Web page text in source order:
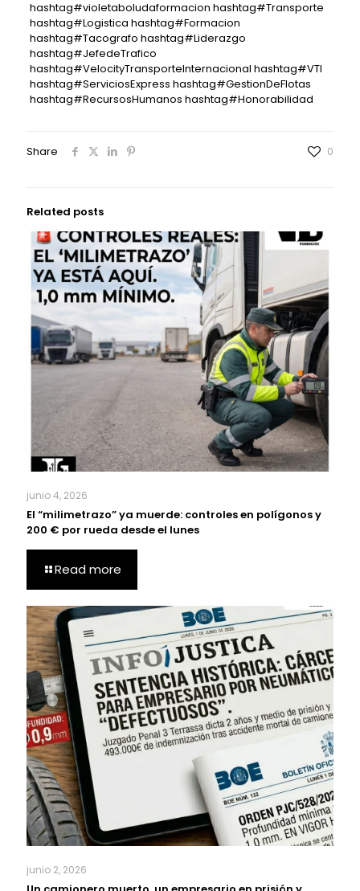
hashtag#violetaboludaformacion hashtag#Transporte
hashtag#Logistica hashtag#Formacion
hashtag#Tacografo hashtag#Liderazgo
hashtag#JefedeTrafico
hashtag#VelocityTransporteInternacional hashtag#VTI
hashtag#ServiciosExpress hashtag#GestionDeFlotas
hashtag#RecursosHumanos hashtag#Honorabilidad
Share 0
Related posts
junio 4, 2026
El “milimetrazo” ya muerde: controles en polígonos y
200 € por rueda desde el lunes
Read more
junio 2, 2026